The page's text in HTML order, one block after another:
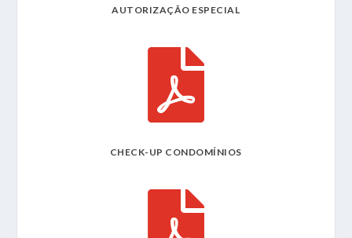
AUTORIZAÇÃO ESPECIAL

CHECK-UP CONDOMÍNIOS